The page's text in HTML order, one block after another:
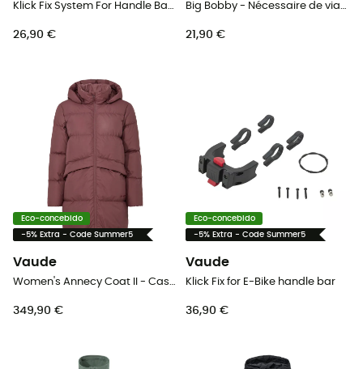
Klick Fix System For Handle Bar Bags
26,90 €
Big Bobby - Nécessaire de viagem
21,90 €
Eco-concebido
-5% Extra - Code Summer5
Vaude
Women's Annecy Coat II - Casaco penas mulher
349,90 €
Eco-concebido
-5% Extra - Code Summer5
Vaude
Klick Fix for E-Bike handle bar
36,90 €